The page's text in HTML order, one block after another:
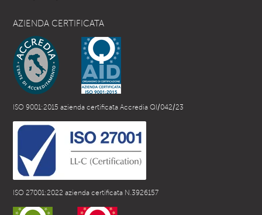
AZIENDA CERTIFICATA
ISO 9001:2015 azienda certificata Accredia QI/042/23
ISO 27001:2022 azienda certificata N.3926157